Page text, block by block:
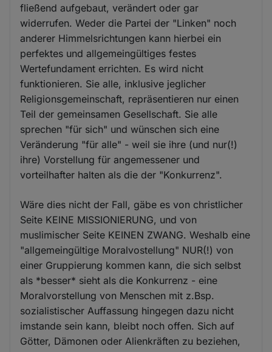
fließend aufgebaut, verändert oder gar
widerrufen. Weder die Partei der "Linken" noch
anderer Himmelsrichtungen kann hierbei ein
perfektes und allgemeingültiges festes
Wertefundament errichten. Es wird nicht
funktionieren. Sie alle, inklusive jeglicher
Religionsgemeinschaft, repräsentieren nur einen
Teil der gemeinsamen Gesellschaft. Sie alle
sprechen "für sich" und wünschen sich eine
Veränderung "für alle" - weil sie ihre (und nur(!)
ihre) Vorstellung für angemessener und
vorteilhafter halten als die der "Konkurrenz".
Wäre dies nicht der Fall, gäbe es von christlicher
Seite KEINE MISSIONIERUNG, und von
muslimischer Seite KEINEN ZWANG. Weshalb eine
"allgemeingültige Moralvostellung" NUR(!) von
einer Gruppierung kommen kann, die sich selbst
als *besser* sieht als die Konkurrenz - eine
Moralvorstellung von Menschen mit z.Bsp.
sozialistischer Auffassung hingegen dazu nicht
imstande sein kann, bleibt noch offen. Sich auf
Götter, Dämonen oder Alienkräften zu beziehen,